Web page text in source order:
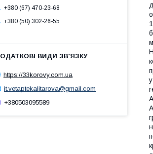
+380 (67) 470-23-68
+380 (50) 302-26-55
https://33korovy.com.ua
it.vetaptekalitarova@gmail.com
+380503095589